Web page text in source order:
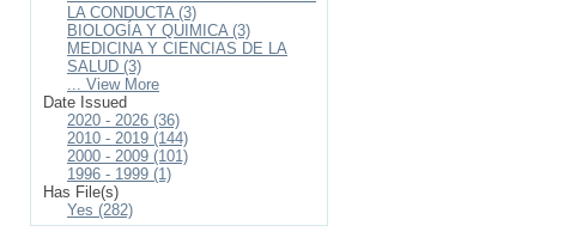
LA CONDUCTA (3)
BIOLOGÍA Y QUIMICA (3)
MEDICINA Y CIENCIAS DE LA
SALUD (3)
... View More
Date Issued
2020 - 2026 (36)
2010 - 2019 (144)
2000 - 2009 (101)
1996 - 1999 (1)
Has File(s)
Yes (282)